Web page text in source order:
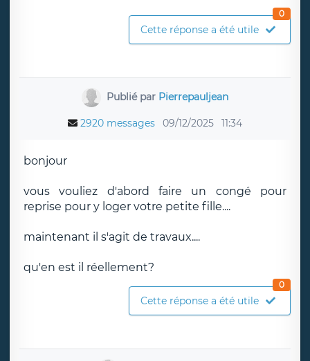
Cette réponse a été utile
0
Publié par Pierrepauljean
2920 messages 09/12/2025 11:34
bonjour
vous vouliez d'abord faire un congé pour
reprise pour y loger votre petite fille....
maintenant il s'agit de travaux....
qu'en est il réellement?
Cette réponse a été utile
0